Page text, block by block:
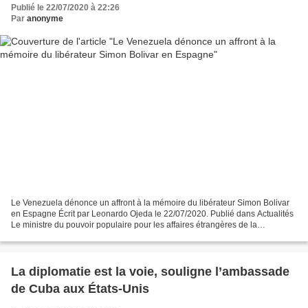
Publié le 22/07/2020 à 22:26
Par anonyme
Le Venezuela dénonce un affront à la mémoire du libérateur Simon Bolivar
en Espagne Écrit par Leonardo Ojeda le 22/07/2020. Publié dans Actualités
Le ministre du pouvoir populaire pour les affaires étrangères de la
La diplomatie est la voie, souligne l’ambassade
de Cuba aux États-Unis